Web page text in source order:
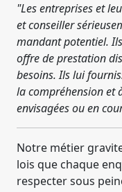
"Les entreprises et
et conseiller
mandant potentiel.
offre de prestation
besoins. Ils lui
la compréhension et
envisagées ou en
Notre métier
lois que chaque
respecter sous